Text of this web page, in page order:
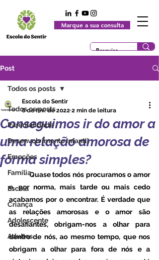
Marque a sua consulta
Post
Todos os posts
Parentalidade
Desenvolvimento Infantil
Emoções
Família
Escola
Criança
Adolescente
Adultos
Todos os posts
Conseguimos ir do amor a
uma relação amorosa de
forma simples?
Escola do Sentir
8 de fev. de 2022 2 min de leitura
	Quase todos nós procuramos o amor
e, por norma, mais tarde ou mais cedo
acabamos por o encontrar. É verdade que
as relações amorosas e o amor são
desafiantes, obrigam-nos a olhar para
dentro de nós, ao mesmo tempo, que nos
obrigam a olhar para fora de nós e a